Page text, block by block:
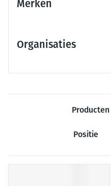
Merken
Organisaties
Producten
Sorteer op: